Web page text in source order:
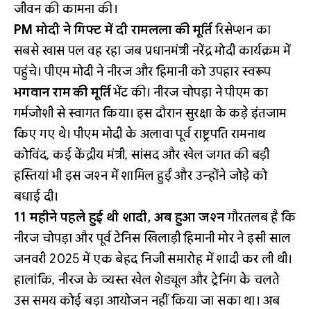
जीवन की कामना की।
PM मोदी ने गिफ्ट में दी रामलला की मूर्तिरिसेप्शन का
सबसे खास पल वह रहा जब प्रधानमंत्री नरेंद्र मोदी कार्यक्रम में
पहुंचे। पीएम मोदी ने नीरज और हिमानी को उपहार स्वरूप
भगवान राम की मूर्तिभेंट की। नीरज चोपड़ा ने पीएम का
गर्मजोशी से स्वागत किया। इस दौरान सुरक्षा के कड़े इंतजाम
किए गए थे। पीएम मोदी के अलावा पूर्व राष्ट्रपति रामनाथ
कोविंद, कई केंद्रीय मंत्री, सांसद और खेल जगत की बड़ी
हस्तियां भी इस जश्न में शामिल हुईं और उन्होंने जोड़े को
बधाई दी।
11 महीने पहले हुई थी शादी, अब हुआ जश्नगौरतलब है कि
नीरज चोपड़ा और पूर्व टेनिस खिलाड़ी हिमानी मोर ने इसी साल
जनवरी 2025 में एक बेहद निजी समारोह में शादी कर ली थी।
हालांकि, नीरज के व्यस्त खेल शेड्यूल और ट्रेनिंग के चलते
उस समय कोई बड़ा आयोजन नहीं किया जा सका था। अब